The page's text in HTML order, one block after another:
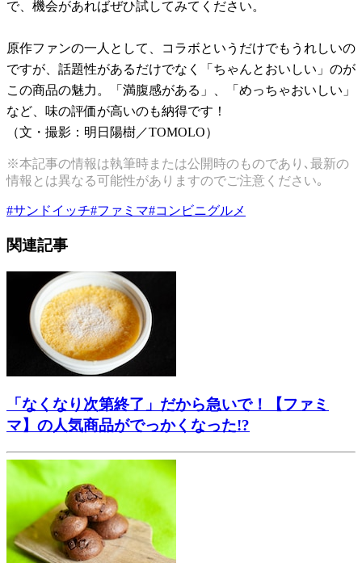
で、機会があればぜひ試してみてください。
原作ファンの一人として、コラボというだけでもうれしいの
ですが、話題性があるだけでなく「ちゃんとおいしい」のが
この商品の魅力。「満腹感がある」、「めっちゃおいしい」
など、味の評価が高いのも納得です！
（文・撮影：明日陽樹／TOMOLO）
※本記事の情報は執筆時または公開時のものであり､最新の
情報とは異なる可能性がありますのでご注意ください｡
#サンドイッチ#ファミマ#コンビニグルメ
関連記事
「なくなり次第終了」だから急いで！【ファミ
マ】の人気商品がでっかくなった!?